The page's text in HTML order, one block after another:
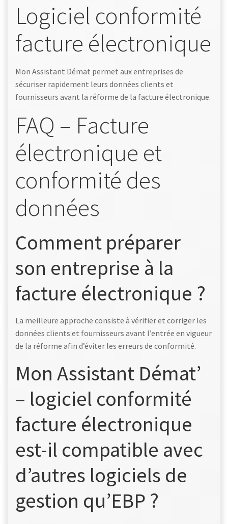
Logiciel conformité
facture électronique
Mon Assistant Démat permet aux entreprises de
sécuriser rapidement leurs données clients et
fournisseurs avant la réforme de la facture électronique.
FAQ – Facture
électronique et
conformité des
données
Comment préparer
son entreprise à la
facture électronique ?
La meilleure approche consiste à vérifier et corriger les
données clients et fournisseurs avant l’entrée en vigueur
de la réforme afin d’éviter les erreurs de conformité.
Mon Assistant Démat’
– logiciel conformité
facture électronique
est-il compatible avec
d’autres logiciels de
gestion qu’EBP ?